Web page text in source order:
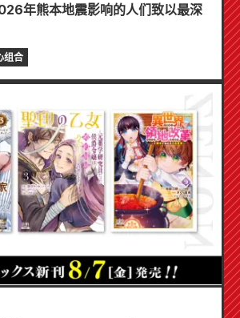
年熊本地震影响的人们致以最深
组合